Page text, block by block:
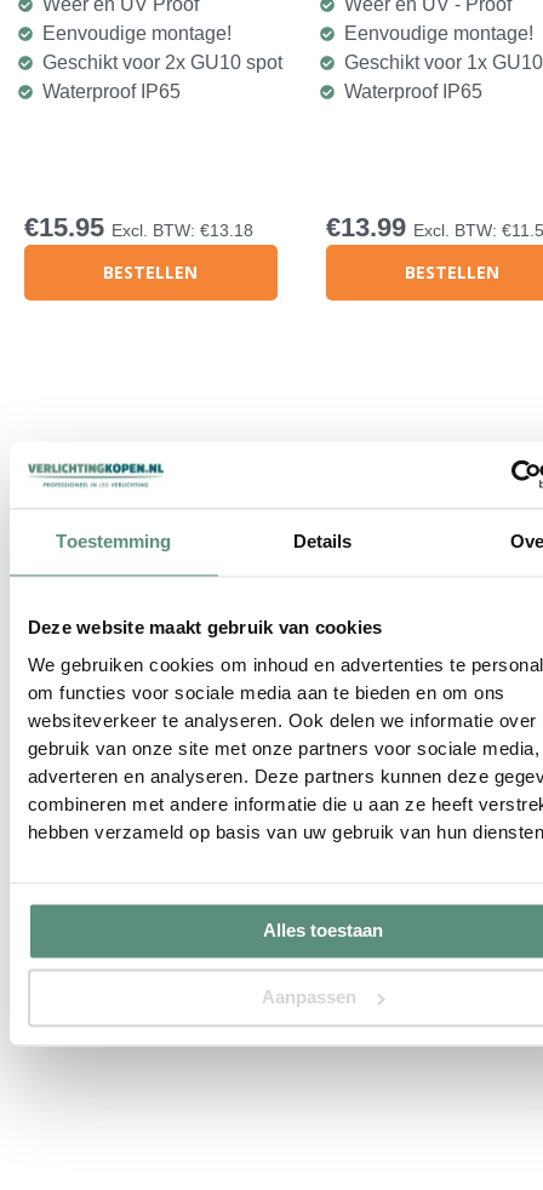
Toestemming Details
Deze website maakt gebruik van cookies
We gebruiken cookies om inhoud en advertenties te
om functies voor sociale media aan te bieden en om ons
websiteverkeer te analyseren. Ook delen we informatie over
gebruik van onze site met onze partners voor sociale media,
adverteren en analyseren. Deze partners kunnen deze
combineren met andere informatie die u aan ze heeft
hebben verzameld op basis van uw gebruik van hun
Alles toestaan
Aanpassen
Weer en UV Proof
Eenvoudige montage!
Geschikt voor 2x GU10 spot
Waterproof IP65
€15.95 Excl. BTW: €13.18
BESTELLEN
Weer en UV - Proof
Eenvoudige montage!
Geschikt voor 1x
Waterproof IP65
€13.99 Excl. BTW: €
BESTELLEN
Buitenlamp Wand Zwart
Klassieke Stijl E27 IP44
Zeer stijlvol design
Aluminium behuizing
Oorspronkelijke
prijsprijs
€12.40
Buitenlamp Wand Zwart
IP44
Tijdloos en Stijlvol
Glazen ruitjes
E27 (dikke) fitting
Brengt gezelligheid :)
€29.95
prijsprijs
€16.53